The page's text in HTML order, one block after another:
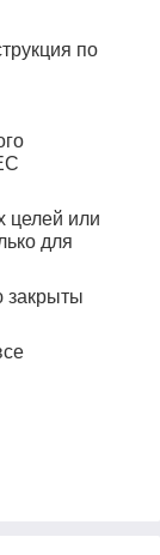
по
целей или
для
закрыты